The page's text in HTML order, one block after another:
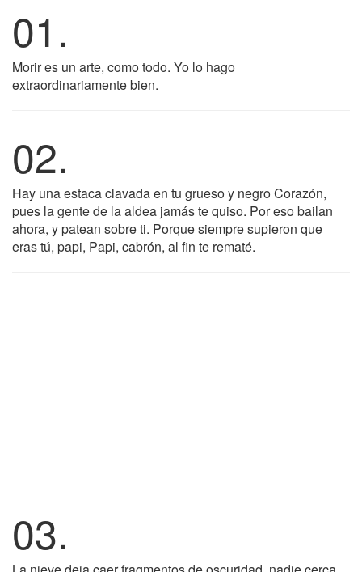
01.
Morir es un arte, como todo. Yo lo hago
extraordinariamente bien.
02.
Hay una estaca clavada en tu grueso y negro Corazón,
pues la gente de la aldea jamás te quiso. Por eso bailan
ahora, y patean sobre ti. Porque siempre supieron que
eras tú, papi, Papi, cabrón, al fin te rematé.
03.